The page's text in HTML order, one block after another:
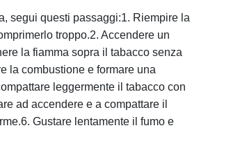
segui questi passaggi:1. Riempire la
troppo.2. Accendere un
la fiamma sopra il tabacco senza
la combustione e formare una
leggermente il tabacco con
ad accendere e a compattare il
Gustare lentamente il fumo e